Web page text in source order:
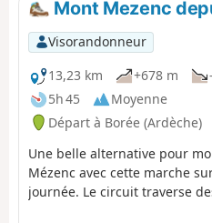
Mont Mezenc
Visorandonneur
13,23 km
+678 m
5h 45
Moyenne
Départ à Borée (Ardèche)
Une belle alternative pour
Mézenc avec cette marche
journée. Le circuit traverse